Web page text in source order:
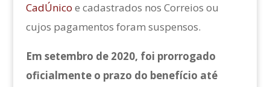
CadÚnico e cadastrados nos Correios ou
cujos pagamentos foram suspensos.
Em setembro de 2020, foi prorrogado
oficialmente o prazo do benefício até